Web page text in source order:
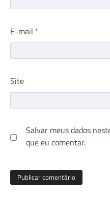
E-mail *
Site
Salvar meus dados
que eu comentar.